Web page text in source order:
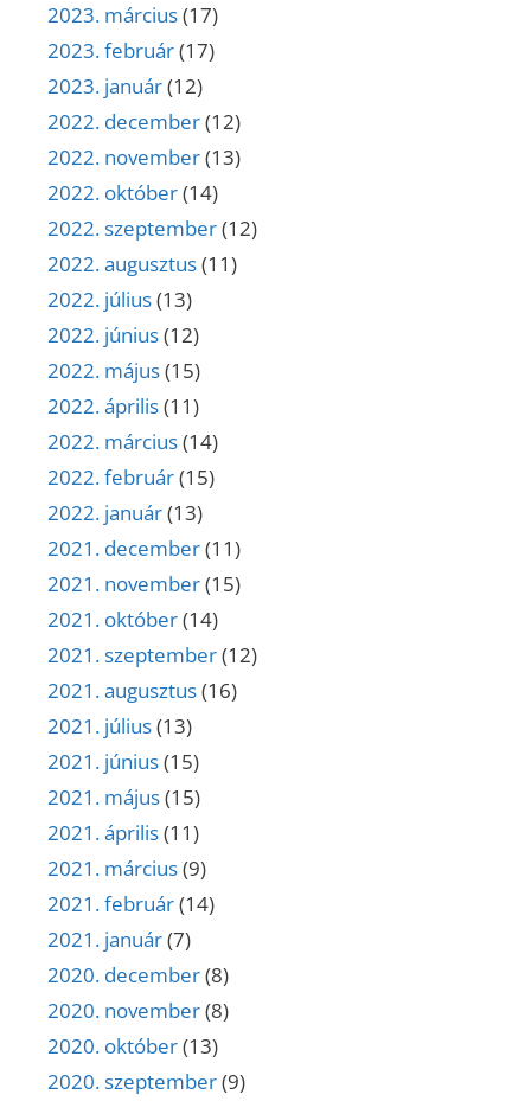
2023. március(17)
2023. február(17)
2023. január(12)
2022. december(12)
2022. november(13)
2022. október(14)
2022. szeptember(12)
2022. augusztus(11)
2022. július(13)
2022. június(12)
2022. május(15)
2022. április(11)
2022. március(14)
2022. február(15)
2022. január(13)
2021. december(11)
2021. november(15)
2021. október(14)
2021. szeptember(12)
2021. augusztus(16)
2021. július(13)
2021. június(15)
2021. május(15)
2021. április(11)
2021. március(9)
2021. február(14)
2021. január(7)
2020. december(8)
2020. november(8)
2020. október(13)
2020. szeptember(9)